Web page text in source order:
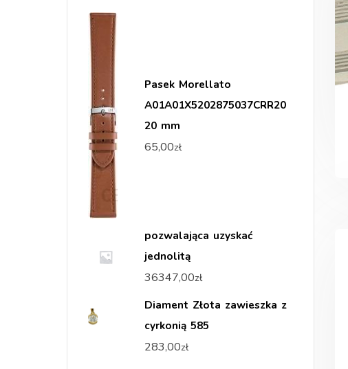
Pasek Morellato
A01A01X5202875037CRR20
20 mm
65,00zł
pozwalająca uzyskać
jednolitą
36347,00zł
Diament Złota zawieszka z
cyrkonią 585
283,00zł